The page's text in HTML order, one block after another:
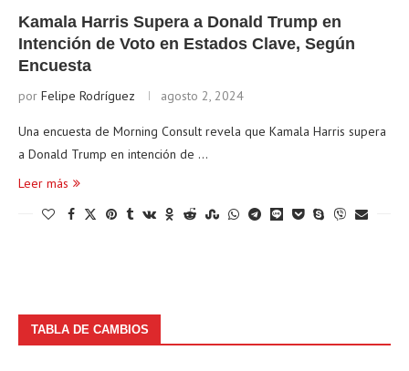
Kamala Harris Supera a Donald Trump en
Intención de Voto en Estados Clave, Según
Encuesta
por Felipe Rodríguez agosto 2, 2024
Una encuesta de Morning Consult revela que Kamala Harris supera
a Donald Trump en intención de …
Leer más
TABLA DE CAMBIOS